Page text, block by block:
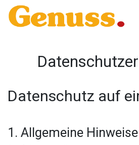
Skip to Content
Datenschutz auf
1. Allgemeine Hinweise